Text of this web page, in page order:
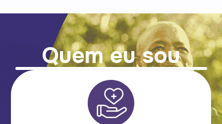
Quem eu sou